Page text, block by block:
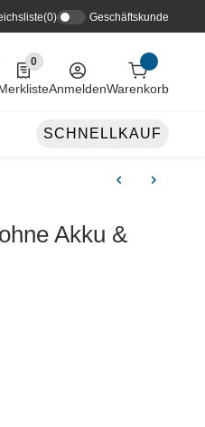
(0) Geschäftskunde
0
0 Produkte in der Liste
AnmeldenWarenkorb
SCHNELLKAUF
Akku &